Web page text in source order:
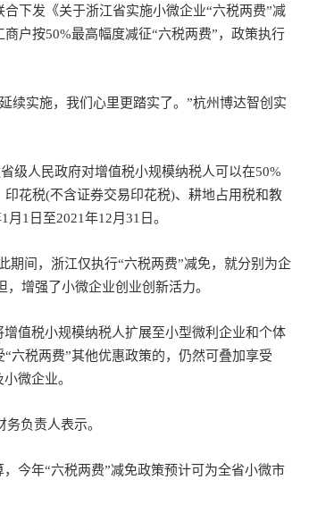
下发《关于浙江省实施小微企业“六税两费”减
户按50%最高幅度减征“六税两费”，政策执行
实施，我们心里更踏实了。”杭州博达智创实
人民政府对增值税小规模纳税人可以在50%
花税(不含证券交易印花税)、耕地占用税和教
1日至2021年12月31日。
间，浙江仅执行“六税两费”减免，就分别为企
增强了小微企业创业创新活力。
税小规模纳税人扩展至小型微利企业和个体
六税两费”其他优惠政策的，仍然可叠加享受
微企业。
负责人表示。
今年“六税两费”减免政策预计可为全省小微市